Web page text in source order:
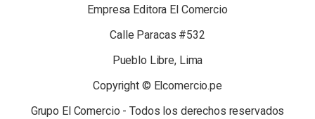
Empresa Editora El Comercio
Calle Paracas #532
Pueblo Libre, Lima
Copyright © Elcomercio.pe
Grupo El Comercio - Todos los derechos reservados